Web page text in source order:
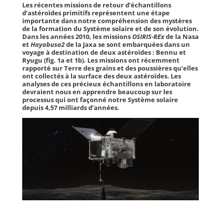
Les récentes missions de retour d’échantillons
d’astéroïdes primitifs représentent une étape
importante dans notre compréhension des mystères
de la formation du Système solaire et de son évolution.
Dans les années 2010, les missionsOSIRIS-RExde la Nasa
etHayabusa2de la Jaxa se sont embarquées dans un
voyage à destination de deux astéroïdes : Bennu et
Ryugu (fig. 1a et 1b). Les missions ont récemment
rapporté sur Terre des grains et des poussières qu’elles
ont collectés à la surface des deux astéroïdes. Les
analyses de ces précieux échantillons en laboratoire
devraient nous en apprendre beaucoup sur les
processus qui ont façonné notre Système solaire
depuis 4,57 milliards d’années.